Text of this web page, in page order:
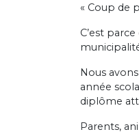
« Coup de
C’est
Nous
année
diplôme
Parents,